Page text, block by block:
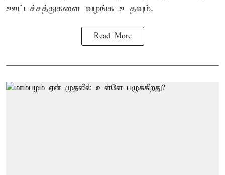
ஊட்டச்சத்துகளை வழங்க உதவும்.
Read More